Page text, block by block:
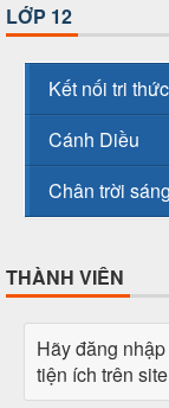
LỚP 12
Kết nối tri thức
Cánh Diều
Chân trời
THÀNH VIÊN
Hãy đăng
tiện ích trên site